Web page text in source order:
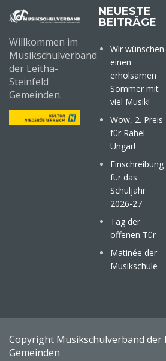
Willkommen im
Musikschulverband
der Leitha-
Steinfeld
Gemeinden.
NEUESTE
BEITRÄGE
Wir wünschen
einen
erholsamen
Sommer mit
viel Musik!
Wow, 2. Preis
für Rahel
Ungar!
Einschreibung
für das
Schuljahr
2026-27
Tag der
offenen Tür
Matinée der
Musikschule
Copyright Musikschulverband der
Gemeinden